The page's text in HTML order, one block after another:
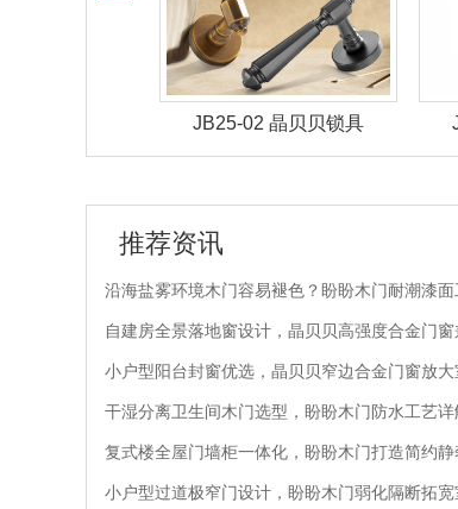
JB25-01 晶贝贝锁具
推荐资讯
沿海盐雾环境木门容易褪色？盼盼木门耐潮漆
自建房全景落地窗设计，晶贝贝高强度合金门
小户型阳台封窗优选，晶贝贝窄边合金门窗放
干湿分离卫生间木门选型，盼盼木门防水工艺
复式楼全屋门墙柜一体化，盼盼木门打造简约静
小户型过道极窄门设计，盼盼木门弱化隔断拓